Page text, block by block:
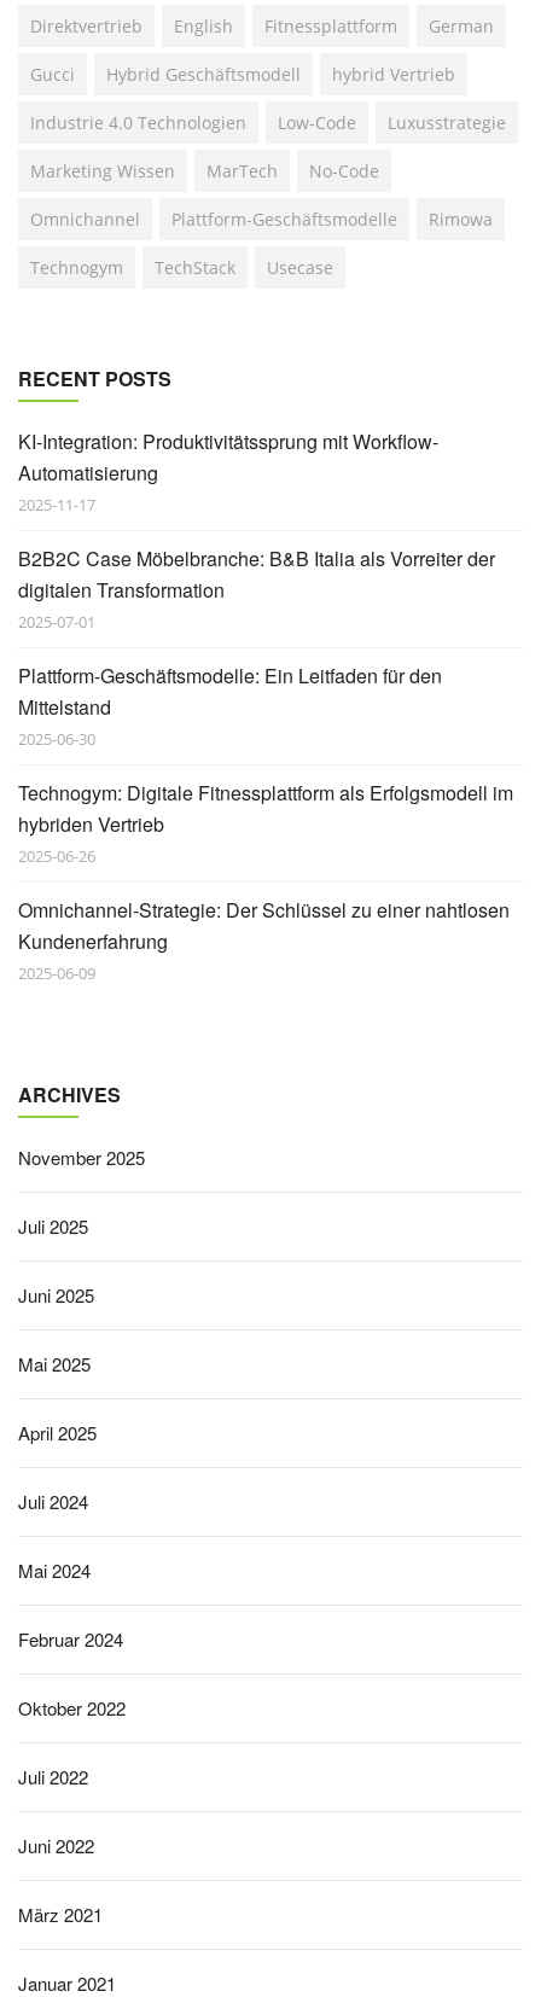
Direktvertrieb English Fitnessplattform German
Gucci Hybrid Geschäftsmodell hybrid Vertrieb
Industrie 4.0 Technologien Low-Code Luxusstrategie
Marketing Wissen MarTech No-Code
Omnichannel Plattform-Geschäftsmodelle Rimowa
Technogym TechStack Usecase
RECENT POSTS
KI-Integration: Produktivitätssprung mit Workflow-
Automatisierung
2025-11-17
B2B2C Case Möbelbranche: B&B Italia als Vorreiter der
digitalen Transformation
2025-07-01
Plattform-Geschäftsmodelle: Ein Leitfaden für den
Mittelstand
2025-06-30
Technogym: Digitale Fitnessplattform als Erfolgsmodell im
hybriden Vertrieb
2025-06-26
Omnichannel-Strategie: Der Schlüssel zu einer nahtlosen
Kundenerfahrung
2025-06-09
ARCHIVES
November 2025
Juli 2025
Juni 2025
Mai 2025
April 2025
Juli 2024
Mai 2024
Februar 2024
Oktober 2022
Juli 2022
Juni 2022
März 2021
Januar 2021